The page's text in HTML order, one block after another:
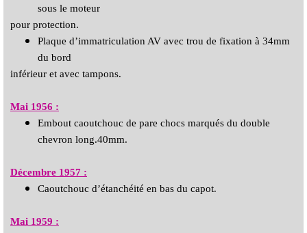
sous le moteur
pour protection.
Plaque d’immatriculation AV avec trou de fixation à 34mm
du bord
inférieur et avec tampons.
Mai 1956 :
Embout caoutchouc de pare chocs marqués du double
chevron long.40mm.
Décembre 1957 :
Caoutchouc d’étanchéité en bas du capot.
Mai 1959 :